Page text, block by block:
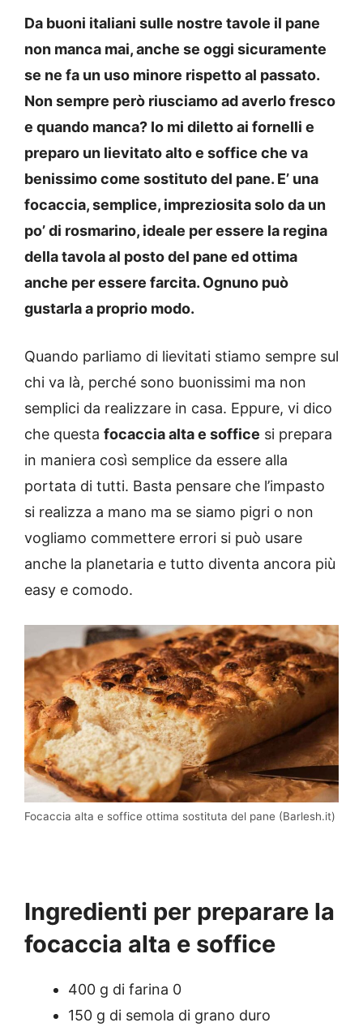
Da buoni italiani sulle nostre tavole il pane
non manca mai, anche se oggi sicuramente
se ne fa un uso minore rispetto al passato.
Non sempre però riusciamo ad averlo fresco
e quando manca? Io mi diletto ai fornelli e
preparo un lievitato alto e soffice che va
benissimo come sostituto del pane. E’ una
focaccia, semplice, impreziosita solo da un
po’ di rosmarino, ideale per essere la regina
della tavola al posto del pane ed ottima
anche per essere farcita. Ognuno può
gustarla a proprio modo.
Quando parliamo di lievitati stiamo sempre sul
chi va là, perché sono buonissimi ma non
semplici da realizzare in casa. Eppure, vi dico
che questa focaccia alta e soffice si prepara
in maniera così semplice da essere alla
portata di tutti. Basta pensare che l’impasto
si realizza a mano ma se siamo pigri o non
vogliamo commettere errori si può usare
anche la planetaria e tutto diventa ancora più
easy e comodo.
Focaccia alta e soffice ottima sostituta del pane (Barlesh.it)
Ingredienti per preparare la
focaccia alta e soffice
400 g di farina 0
150 g di semola di grano duro